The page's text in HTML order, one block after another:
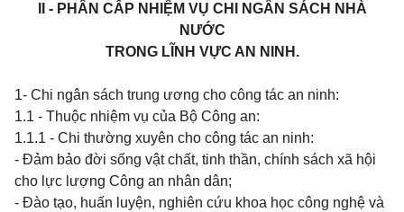
II - PHÂN CẤP NHIỆM VỤ CHI NGÂN SÁCH NHÀ
NƯỚC
TRONG LĨNH VỰC AN NINH.
1- Chi ngân sách trung ương cho công tác an ninh:
1.1 - Thuộc nhiệm vụ của Bộ Công an:
1.1.1 - Chi thường xuyên cho công tác an ninh:
- Đảm bảo đời sống vật chất, tinh thần, chính sách xã hội
cho lực lượng Công an nhân dân;
- Đào tạo, huấn luyện, nghiên cứu khoa học công nghệ và